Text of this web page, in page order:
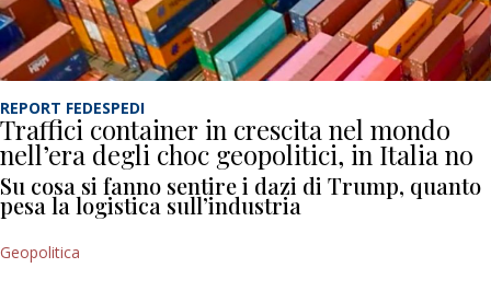
REPORT FEDESPEDI
Traffici container in crescita nel mondo
nell’era degli choc geopolitici, in Italia no
Su cosa si fanno sentire i dazi di Trump, quanto
pesa la logistica sull’industria
Geopolitica